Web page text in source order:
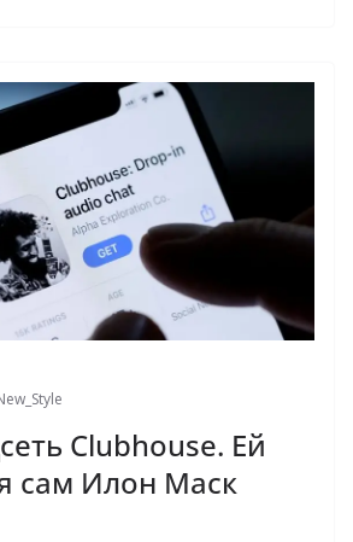
Clubhouse. Ей
сам Илон Маск